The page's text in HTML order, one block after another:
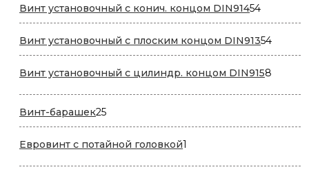
Винт установочный с конич. концом DIN9145454
товара
Винт установочный с плоским концом DIN9135454
товара
Винт установочный с цилиндр. концом DIN9158
Винт-барашек2525
товаров
Евровинт с потайной головкой1